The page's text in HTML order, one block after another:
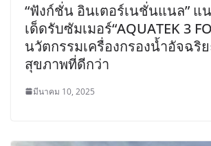
“ฟังก์ชั่น อินเตอร์เนชั่นแนล” แ
เด็ดรับซัมเมอร์“AQUATEK 3
นวัตกรรมเครื่องกรองน้ำอัจฉริย
สุขภาพที่ดีกว่า
มีนาคม 10, 2025